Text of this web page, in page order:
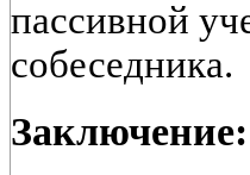
пассивной
собеседника.